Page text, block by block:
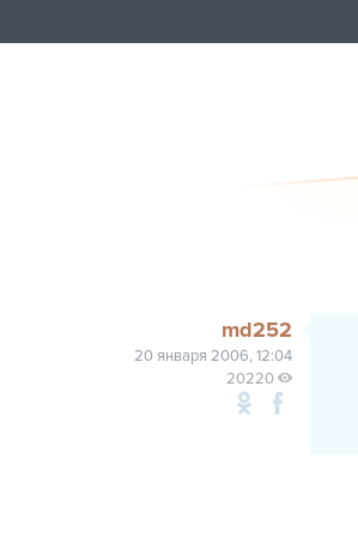
md252
20 января 2006, 12:04
20220